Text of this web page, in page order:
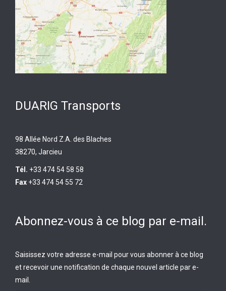
DUARIG Transports
98 Allée Nord Z.A. des Blaches
38270, Jarcieu
Tél. +33 474 54 58 58
Fax +33 474 54 55 72
Abonnez-vous à ce blog par e-mail.
Saisissez votre adresse e-mail pour vous abonner à ce blog
et recevoir une notification de chaque nouvel article par e-
mail.